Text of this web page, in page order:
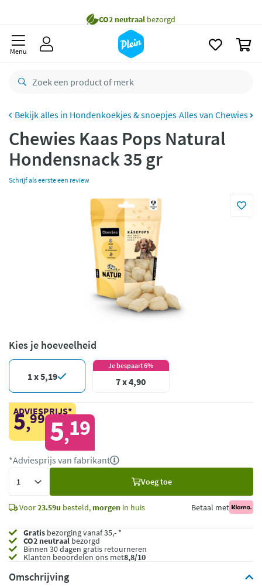
besteld,
Gratisretourneren
Betaal met Klarna
Menu
Hondenkoekjes & snoepjes Alles van Chewies
Chewies Kaas Pops Natural
Hondensnack 35 gr
Schrijf als eerste een review
Kies je hoeveelheid
1 x 5,19
Je bespaart 6%
7 x 4,90
ADVIESPRIJS*
5,99 5,19
*Adviesprijs van fabrikant
Voeg toe
Voor23.59u besteld, morgen in huis Betaal met
Gratis bezorging vanaf 35,- *
CO2 neutraalbezorgd
Binnen 30 dagen gratis retourneren
Klanten beoordelen ons met8,8/10
Omschrijving